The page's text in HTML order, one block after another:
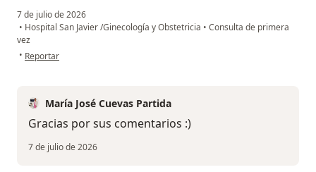
7 de julio de 2026
• Hospital San Javier /Ginecología y Obstetricia • Consulta de primera
vez
• en opinión del usuario GHCHC
Reportar
María José Cuevas Partida
Gracias por sus comentarios :)
7 de julio de 2026